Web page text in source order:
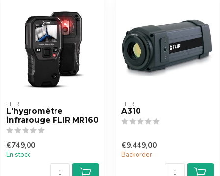
FLIR
L'hygromètre
infrarouge FLIR MR160
€749,00
En stock
FLIR
A310
€9.449,00
Backorder